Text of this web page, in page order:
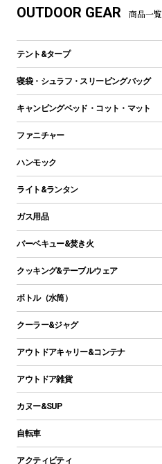
OUTDOOR GEAR 商品一覧
テント&タープ
テント
ツールームテント
ワンポールテント
シェルターテント
ロッジ型・オリジナルテント
タープ
スクエアタープ（レクタタープ）
メッシュタープ
自立式タープ
パラソル
テントアクセサリー
ペグ
グランドシート
寝袋・シュラフ・スリーピングバッグ
レクタングラー型（封筒型）シュラフ
インナーシュラフ
キャンピングベッド・コット・マット
キャンピングベッド・コット
インフレータブルマット
ファニチャー
アウトドアテーブル
レジャーシート
ハンモック
ライト&ランタン
LEDランタン
ガスランタン
オイルランタン
LEDライト
ヘッドライト
キャンドル
ガス用品
ガスバーナー
ガス缶
ガストーチ、ライター
バーベキュー&焚き火
バーベキューコンロ、グリル
焚き火台タイプ（ロースタイル）グリル
卓上タイプグリル
パーティータイプグリル
鉄板、アミ
焚き火台&ストーブ
火起こし
クッキング&テーブルウェア
ダッチオーブン
ホットサンドメーカー
クッカーセット
シェラカップ
クッキングツール
ボトル（水筒）
ステンレスボトル
コップ付きタイプ
ワンタッチタイプ
プラスチックボトル
ディズニーボトル
クーラー&ジャグ
クーラーボックス
クーラーバッグ
ウォータージャグ
保冷剤
アウトドアキャリー&コンテナ
アウトドアキャリー
アウトドア雑貨
バックパック&バッグ
リュック、バックパック
カヌー&SUP
インフレータブル
自転車
折りたたみ自転車
アクティビティ